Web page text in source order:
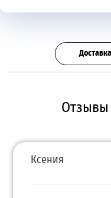
Доставка
Отзывы
Ксения